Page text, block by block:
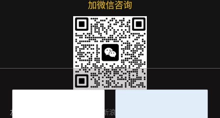
加微信咨询
友情链接： 新浪